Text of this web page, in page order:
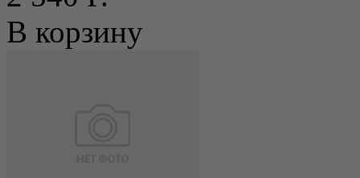
В корзину